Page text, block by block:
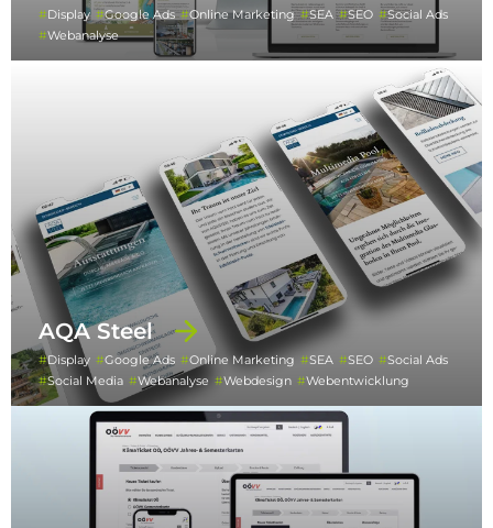
Display Google Ads Online Marketing SEA SEO
Social Ads
Webanalyse
AQA Steel
Display Google Ads Online Marketing SEA SEO
Social Ads
Social Media
Webanalyse Webdesign Webentwicklung